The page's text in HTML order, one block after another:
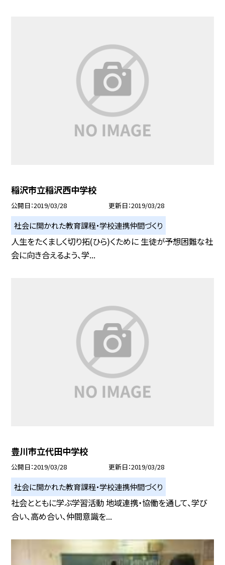
稲沢市立稲沢西中学校
公開日 2019/03/28 更新日 2019/03/28
社会に開かれた教育課程・学校連携仲間づくり
人生をたくましく切り拓(ひら)くために 生徒が予想困難な社
会に向き合えるよう、学...
豊川市立代田中学校
公開日 2019/03/28 更新日 2019/03/28
社会に開かれた教育課程・学校連携仲間づくり
社会とともに学ぶ学習活動 地域連携・協働を通して、学び
合い、高め合い、仲間意識を...